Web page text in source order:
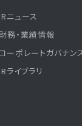
IRニュース
財務・業績情報
コーポレートガバナン
IRライブラリ